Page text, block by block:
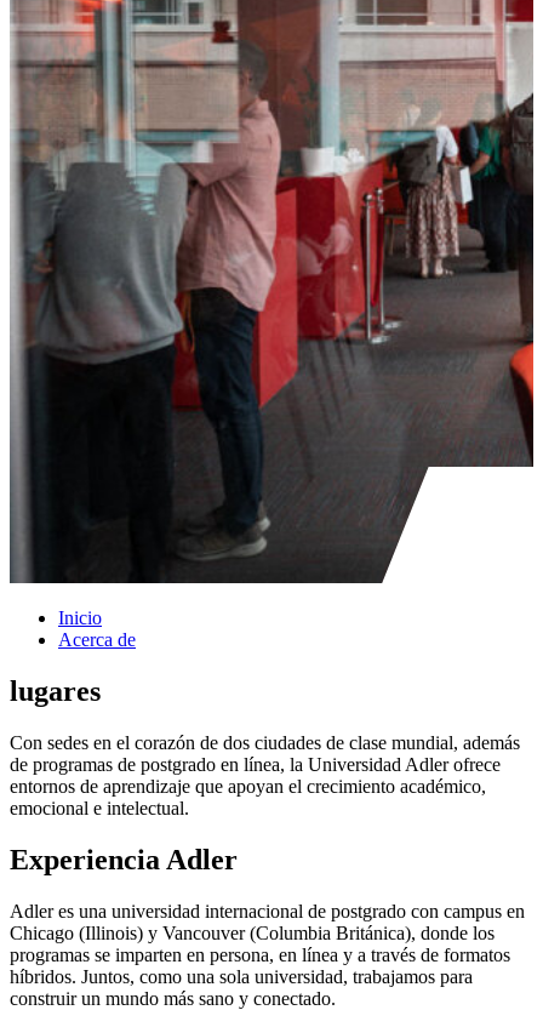
Inicio
Acerca de
lugares
Con sedes en el corazón de dos ciudades de clase mundial, además
de programas de postgrado en línea, la Universidad Adler ofrece
entornos de aprendizaje que apoyan el crecimiento académico,
emocional e intelectual.
Experiencia Adler
Adler es una universidad internacional de postgrado con campus en
Chicago (Illinois) y Vancouver (Columbia Británica), donde los
programas se imparten en persona, en línea y a través de formatos
híbridos. Juntos, como una sola universidad, trabajamos para
construir un mundo más sano y conectado.